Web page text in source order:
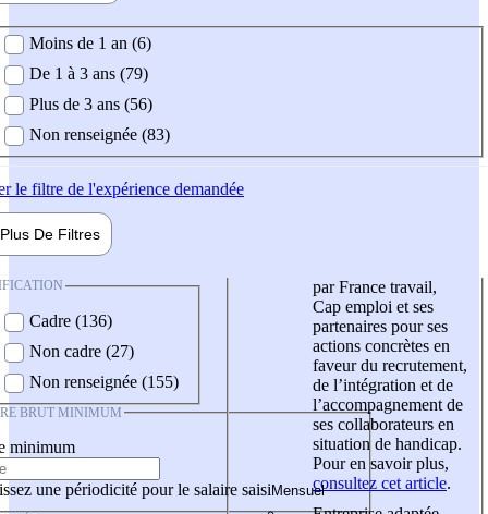
demandée
Moins de 1 an (6)
De 1 à 3 ans (79)
Plus de 3 ans (56)
Non renseignée (83)
le filtre de l'expérience demandée
Plus De Filtres
Cadre (136)
Non cadre (27)
Non renseignée (155)
BRUT MINIMUM
minimum
une périodicité pour le salaire saisi
par France travail,
Cap emploi et ses
partenaires pour ses
actions concrètes en
faveur du recrutement,
de l’intégration et de
l’accompagnement de
ses collaborateurs en
situation de handicap.
Pour en savoir plus,
consultez cet article.